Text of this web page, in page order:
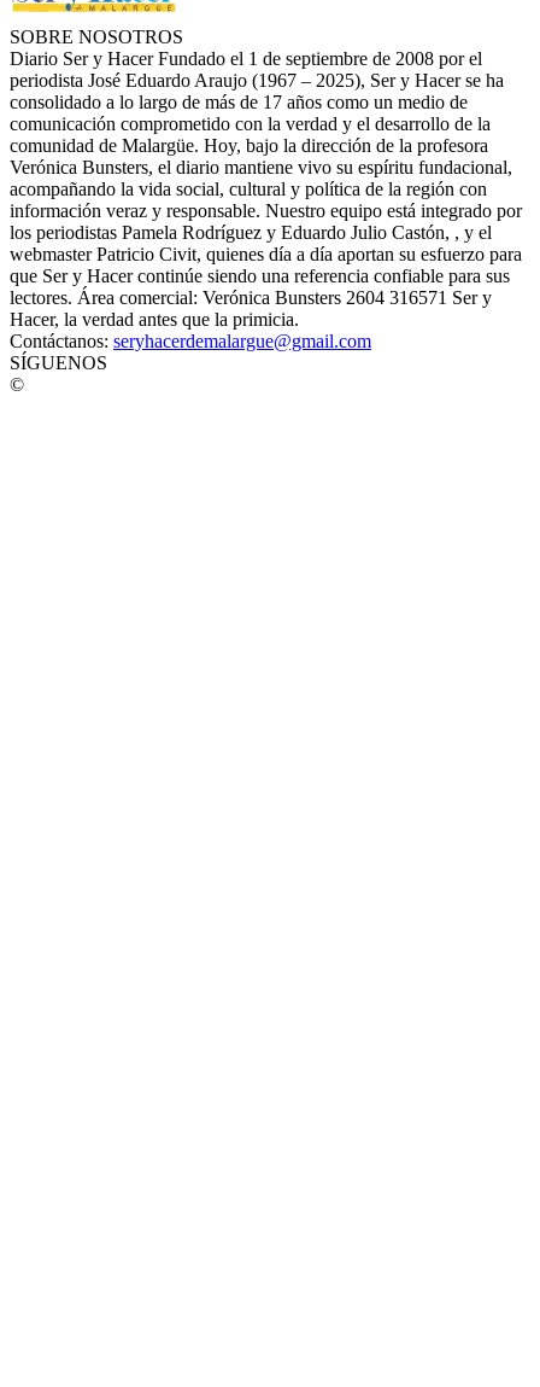
SOBRE NOSOTROS
Diario Ser y Hacer Fundado el 1 de septiembre de 2008 por el
periodista José Eduardo Araujo (1967 – 2025), Ser y Hacer se ha
consolidado a lo largo de más de 17 años como un medio de
comunicación comprometido con la verdad y el desarrollo de la
comunidad de Malargüe. Hoy, bajo la dirección de la profesora
Verónica Bunsters, el diario mantiene vivo su espíritu fundacional,
acompañando la vida social, cultural y política de la región con
información veraz y responsable. Nuestro equipo está integrado por
los periodistas Pamela Rodríguez y Eduardo Julio Castón, , y el
webmaster Patricio Civit, quienes día a día aportan su esfuerzo para
que Ser y Hacer continúe siendo una referencia confiable para sus
lectores. Área comercial: Verónica Bunsters 2604 316571 Ser y
Hacer, la verdad antes que la primicia.
Contáctanos: seryhacerdemalargue@gmail.com
SÍGUENOS
©